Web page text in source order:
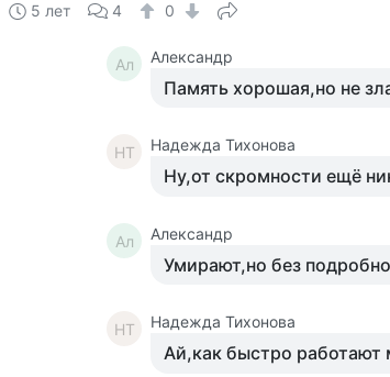
5 лет 4 0
Ал Александр
Память хорошая,но не
НТ Надежда Тихонова
Ну,от скромности ещё
Ал Александр
Умирают,но без
НТ Надежда Тихонова
Ай,как быстро работают